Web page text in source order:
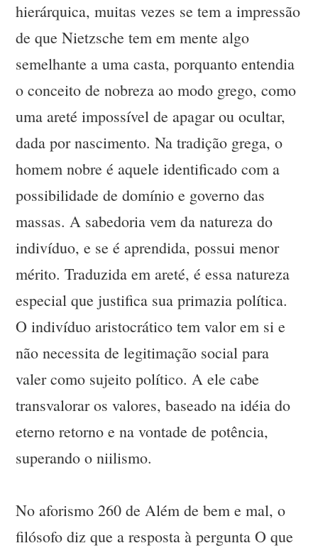
hierárquica, muitas vezes se tem a impressão
de que Nietzsche tem em mente algo
semelhante a uma casta, porquanto entendia
o conceito de nobreza ao modo grego, como
uma areté impossível de apagar ou ocultar,
dada por nascimento. Na tradição grega, o
homem nobre é aquele identificado com a
possibilidade de domínio e governo das
massas. A sabedoria vem da natureza do
indivíduo, e se é aprendida, possui menor
mérito. Traduzida em areté, é essa natureza
especial que justifica sua primazia política.
O indivíduo aristocrático tem valor em si e
não necessita de legitimação social para
valer como sujeito político. A ele cabe
transvalorar os valores, baseado na idéia do
eterno retorno e na vontade de potência,
superando o niilismo.
No aforismo 260 de Além de bem e mal, o
filósofo diz que a resposta à pergunta O que